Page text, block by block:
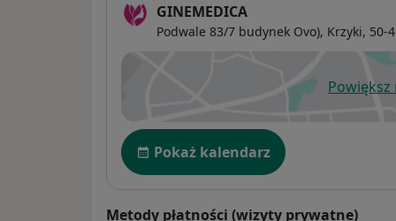
GINEMEDICA
Podwale 83/7 budynek Ovo), Krzyki, 50-
Powiększ
Dostępność
Pokaż kalendarz
Metody płatności (wizyty prywatne)